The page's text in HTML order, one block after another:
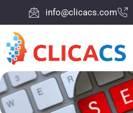
info@clicacs.com